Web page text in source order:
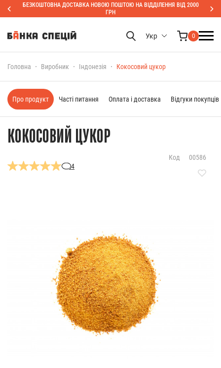
БЕЗКОШТОВНА ДОСТАВКА НОВОЮ ПОШТОЮ НА ВІДДІЛЕННЯ ВІД 2000
ГРН
Укр 0
Головна Виробник Індонезія Кокосовий цукор
КОКОСОВИЙ ЦУКОР
4
Код 00586
Про продукт Часті питання Оплата і доставка Відгуки покупців